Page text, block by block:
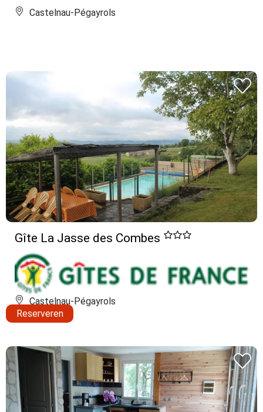
Castelnau-Pégayrols
Gîte La Jasse des Combes
Castelnau-Pégayrols
Reserveren